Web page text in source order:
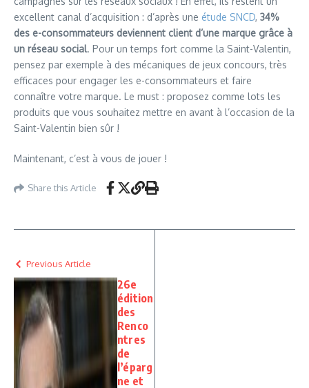
excellent canal d’acquisition : d’après une étude SNCD, 34%
des e-consommateurs deviennent client d’une marque grâce à
un réseau social. Pour un temps fort comme la Saint-Valentin,
pensez par exemple à des mécaniques de jeux concours, très
efficaces pour engager les e-consommateurs et faire
connaître votre marque. Le must : proposez comme lots les
produits que vous souhaitez mettre en avant à l’occasion de la
Saint-Valentin bien sûr !
Maintenant, c’est à vous de jouer !
Share this Article
Previous Article
26e
édition
des
Renco
ntres
de
l’éparg
ne et